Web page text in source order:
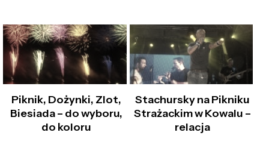
Piknik, Dożynki, Zlot,
Biesiada – do wyboru,
do koloru
Stachursky na Pikniku
Strażackim w Kowalu –
relacja